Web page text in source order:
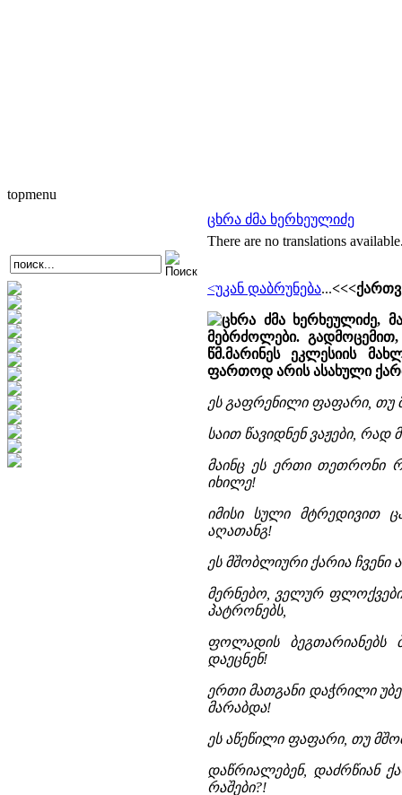
topmenu
ცხრა ძმა ხერხეულიძე
There are no translations
<უკან დაბრუნება...
ცხრა ძმა ხერხეულიძე,
მებრძოლები.
წმ.მარინეს ეკლესიის
ფართოდ არის ასახული
ეს გაფრენილი ფაფარი, თუ
საით წავიდნენ ვაჟები, რად
მაინც ეს ერთი თეთრონი
იხილე!
იმისი სული მტრედივით
აღათანგ!
ეს მშობლიური ქარია ჩვენი
მერნებო, ველურ
პატრონებს,
ფოლადის ბეგთარიანებს
დაეცნენ!
ერთი მათგანი დაჭრილი
მარაბდა!
ეს აწეწილი ფაფარი, თუ
დაწრიალებენ, დაძრწიან
რაშები?!